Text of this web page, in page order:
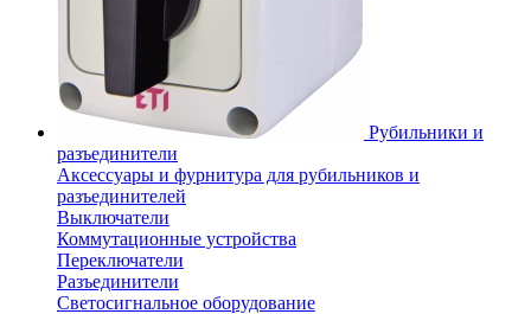
Рубильники и
разъединители
Аксессуары и фурнитура для рубильников и
разъединителей
Выключатели
Коммутационные устройства
Переключатели
Разъединители
Светосигнальное оборудование